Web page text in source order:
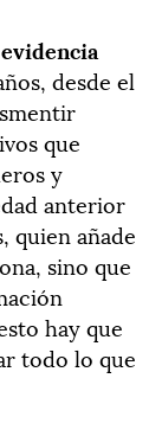
desde el
que
y
anterior
quien añade
sino que
hay que
todo lo que